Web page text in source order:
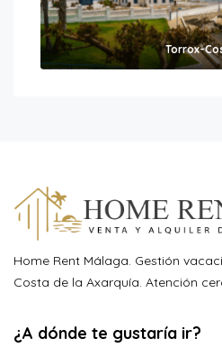
Torrox-
Home Rent Málaga. Gestión
Costa de la Axarquía. Atención
¿A dónde te gustaría ir?